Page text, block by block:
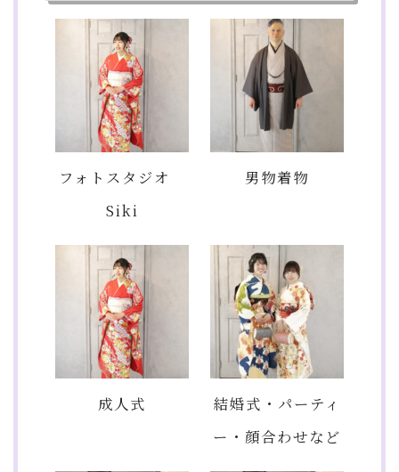
フォトスタジオ
Siki
男物着物
成人式
結婚式・パーティ
ー・顔合わせなど